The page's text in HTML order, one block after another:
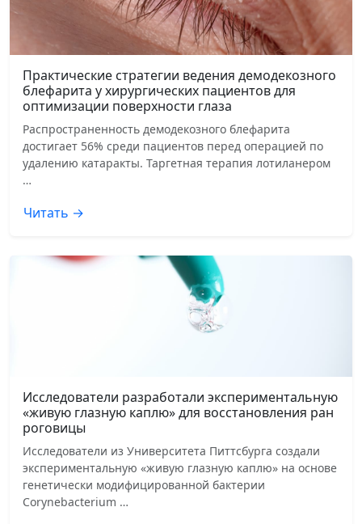
Практические стратегии ведения демодекозного
блефарита у хирургических пациентов для
оптимизации поверхности глаза
Распространенность демодекозного блефарита
достигает 56% среди пациентов перед операцией по
удалению катаракты. Таргетная терапия лотиланером
…
Читать →
Исследователи разработали экспериментальную
«живую глазную каплю» для восстановления ран
роговицы
Исследователи из Университета Питтсбурга создали
экспериментальную «живую глазную каплю» на основе
генетически модифицированной бактерии
Corynebacterium …